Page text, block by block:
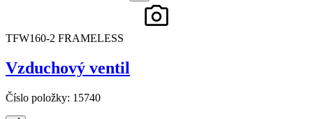
TFW160-2 FRAMELESS
Vzduchový ventil
Číslo položky: 15740